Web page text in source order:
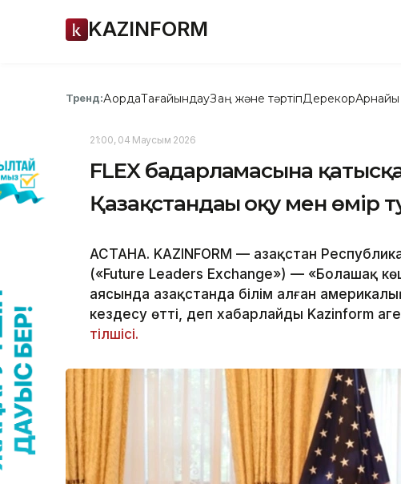
KAZINFORM
Тренд:АқордаТағайындауЗаң және тәртіпДерекқор
21:00, 04 Маусым 2026
FLEX бағдарламасына
Қазақстандағы оқу мен өмір
АСТАНА. KAZINFORM — Қазақстан
(«Future Leaders Exchange») — «Болашақ
аясында Қазақстанда білім алған
кездесу өтті, деп хабарлайды Kazinform
тілшісі.